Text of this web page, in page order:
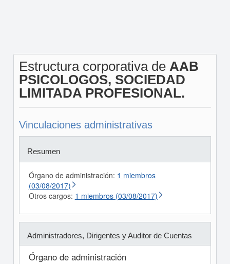
Estructura corporativa de AAB
PSICOLOGOS, SOCIEDAD
LIMITADA PROFESIONAL.
Vinculaciones administrativas
Resumen
Órgano de administración: 1 miembros
(03/08/2017)
Otros cargos: 1 miembros (03/08/2017)
Administradores, Dirigentes y Auditor de Cuentas
Órgano de administración